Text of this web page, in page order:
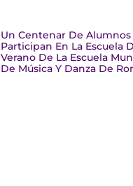
Un Centenar De Alumnos
Participan En La Escuela
Verano De La Escuela
De Música Y Danza De